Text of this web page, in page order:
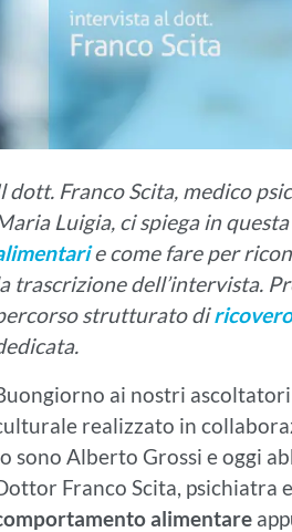
dott. Franco Scita, medico
Luigia, ci spiega in
e come fare per
trascrizione dell’intervista.
strutturato di
ai nostri
realizzato in
sono Alberto Grossi e oggi
Franco Scita, psichiatra
alimentare